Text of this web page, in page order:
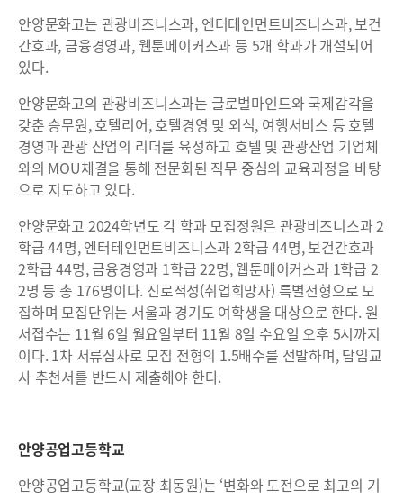
안양문화고는 관광비즈니스과, 엔터테인먼트비즈니스과, 보건
간호과, 금융경영과, 웹툰메이커스과 등 5개 학과가 개설되어
있다.
안양문화고의 관광비즈니스과는 글로벌마인드와 국제감각을
갖춘 승무원, 호텔리어, 호텔경영 및 외식, 여행서비스 등 호텔
경영과 관광 산업의 리더를 육성하고 호텔 및 관광산업 기업체
와의 MOU체결을 통해 전문화된 직무 중심의 교육과정을 바탕
으로 지도하고 있다.
안양문화고 2024학년도 각 학과 모집정원은 관광비즈니스과 2
학급 44명, 엔터테인먼트비즈니스과 2학급 44명, 보건간호과
2학급 44명, 금융경영과 1학급 22명, 웹툰메이커스과 1학급 2
2명 등 총 176명이다. 진로적성(취업희망자) 특별전형으로 모
집하며 모집단위는 서울과 경기도 여학생을 대상으로 한다. 원
서접수는 11월 6일 월요일부터 11월 8일 수요일 오후 5시까지
이다. 1차 서류심사로 모집 전형의 1.5배수를 선발하며, 담임교
사 추천서를 반드시 제출해야 한다.
안양공업고등학교
안양공업고등학교(교장 최동원)는 ‘변화와 도전으로 최고의 기